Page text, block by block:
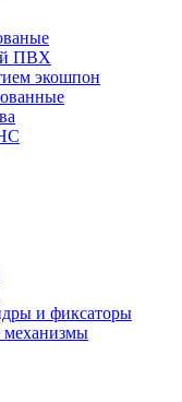
ПВХ
экошпон
и фиксаторы